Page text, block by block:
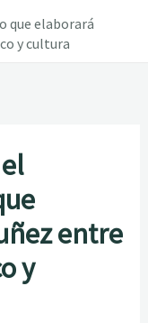
que elaborará
y cultura
entre
y